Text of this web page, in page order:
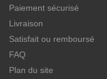
Paiement sécurisé
Livraison
Satisfait ou remboursé
FAQ
Plan du site